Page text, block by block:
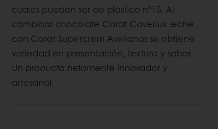
cuales pueden ser de plástico n°15. Al
combinar chocolate Carat Coverlux leche
con Carat Supercrem Avellanas se obtiene
variedad en presentación, textura y sabor.
Un producto netamente innovador y
artesanal.